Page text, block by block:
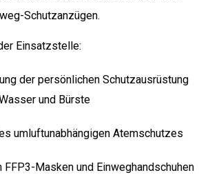
Schutzanzügen.
Einsatzstelle:
der persönlichen Schutzausrüstung
und Bürste
umluftunabhängigen Atemschutzes
FFP3-Masken und Einweghandschuhen